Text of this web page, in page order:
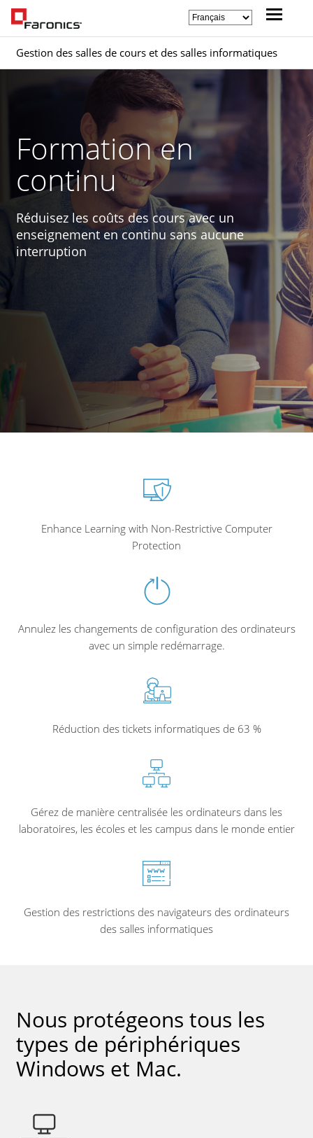
Gestion des salles de cours et des salles informatiques
Formation en
continu
Réduisez les coûts des cours avec un
enseignement en continu sans aucune
interruption
Enhance Learning with Non-Restrictive Computer
Protection
Annulez les changements de configuration des ordinateurs
avec un simple redémarrage.
Réduction des tickets informatiques de 63 %
Gérez de manière centralisée les ordinateurs dans les
laboratoires, les écoles et les campus dans le monde entier
Gestion des restrictions des navigateurs des ordinateurs
des salles informatiques
Nous protégeons tous les
types de périphériques
Windows et Mac.